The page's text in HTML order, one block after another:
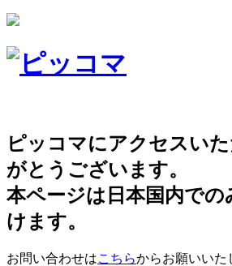
ピッコマにアクセスい
がとうございます。
本ページは日本国内での
けます。
お問い合わせはこちらからお願いいた